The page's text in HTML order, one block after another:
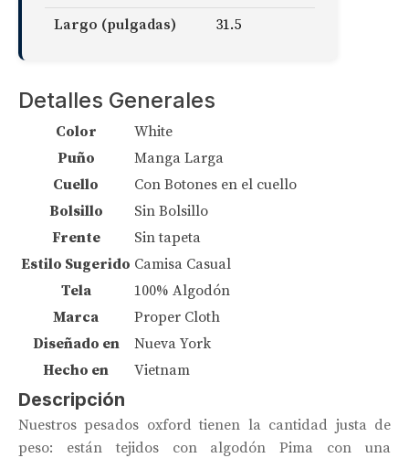
Largo (pulgadas) 31.5
Detalles Generales
Color
White
Puño
Manga Larga
Cuello
Con Botones en el cuello
Bolsillo
Sin Bolsillo
Frente
Sin tapeta
Estilo Sugerido Camisa Casual
Tela
100% Algodón
Marca
Proper Cloth
Diseñado en
Nueva York
Hecho en
Vietnam
Descripción
Nuestros pesados ​​oxford tienen la cantidad justa de
peso: están tejidos con algodón Pima con una